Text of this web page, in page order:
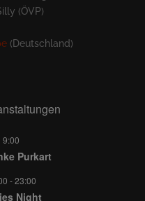
(ÖVP)
(Deutschland)
9:00
Purkart
-23:00
Night